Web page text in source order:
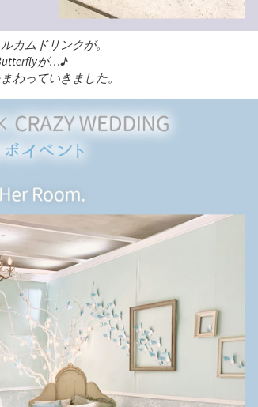
カムドリンクが。
が…♪
わっていきました。